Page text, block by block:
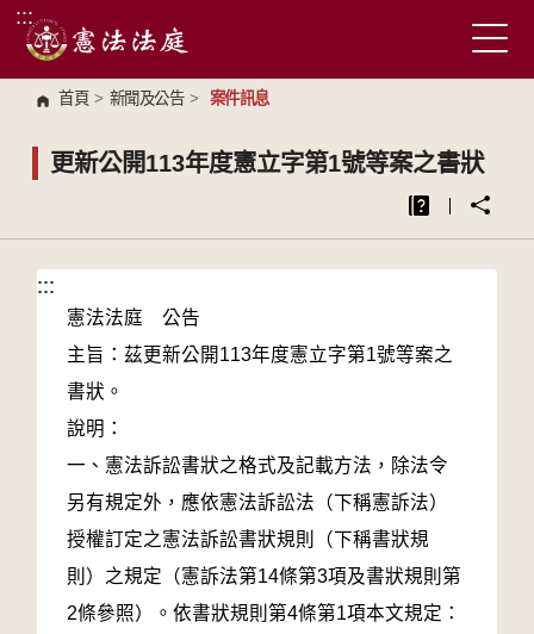
跳到主要內容區塊
:::
首頁 > 新聞及公告 > 案件訊息
更新公開113年度憲立字第1號等案之書狀
:::
:::
憲法法庭 公告
主旨：茲更新公開113年度憲立字第1號等案之
書狀。
說明：
一、憲法訴訟書狀之格式及記載方法，除法令
另有規定外，應依憲法訴訟法（下稱憲訴法）
授權訂定之憲法訴訟書狀規則（下稱書狀規
則）之規定（憲訴法第14條第3項及書狀規則第
2條參照）。依書狀規則第4條第1項本文規定：